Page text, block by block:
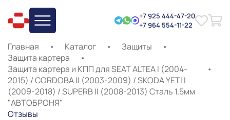
+7 925 444-47-20
+7 964 554-11-22
Главная • Каталог • Защиты
•
Защита картера
•
Защита картера и КПП для SEAT ALTEA I (2004-
2015) / CORDOBA II (2003-2009) / SKODA YETI I
(2009-2018) / SUPERB II (2008-2013) Сталь 1,5мм
"АВТОБРОНЯ"
•
Отзывы